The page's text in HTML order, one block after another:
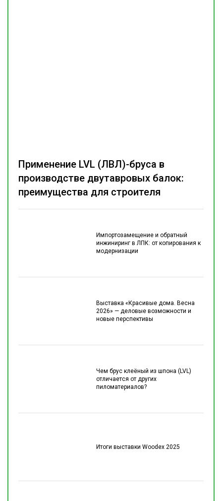
Импортозамещение и обратный
инжиниринг в ЛПК: от копирования к
модернизации
Выставка «Красивые дома. Весна
2026» — деловые возможности и
новые перспективы
Чем брус клеёный из шпона (LVL)
отличается от других
пиломатериалов?
Итоги выставки Woodex 2025
Применение LVL (ЛВЛ)-бруса в
производстве двутавровых балок:
преимущества для строителя